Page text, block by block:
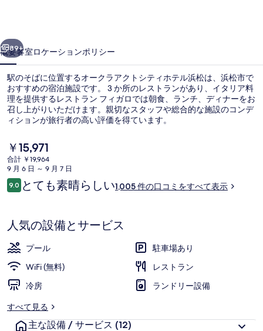
シ
テ
ィ
ホ
テ
ル
浜
松
の
写
真
ギ
ャ
ラ
リ
次へ
89+
概要客室ロケーションポリシー
駅のそばに位置するオークラアクトシティホテル浜松は、浜松市で
おすすめの宿泊施設です。 3 か所のレストランがあり、イタリア料
理を提供するレストラン フィガロでは朝食、ランチ、ディナーをお
召し上がりいただけます。親切なスタッフや総合的な施設のコンデ
ィションが旅行者の高い評価を得ています。
現
在
の
料
金
で
す
￥15,971
合計 ￥19,964
9 月 6 日 ～ 9 月 7 日
口
コ
9.010段階中9.0
とても素晴らしい1,005 件の口コミをすべて表示
人気の設備とサービス
プール
駐車場あり
WiFi (無料)
レストラン
冷房
ランドリー設備
すべて見る
主な設備 / サービス (12)